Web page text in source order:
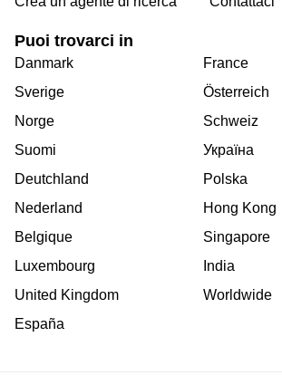
Puoi trovarci in
Danmark
Sverige
Norge
Suomi
Deutchland
Nederland
Belgique
Luxembourg
United Kingdom
España
France
Österreich
Schweiz
Україна
Polska
Hong Kong
Singapore
India
Worldwide